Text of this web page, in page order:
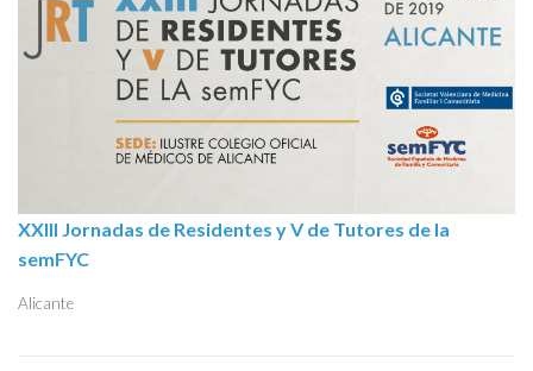
XXIII Jornadas de Residentes y V de Tutores de la
semFYC
Alicante